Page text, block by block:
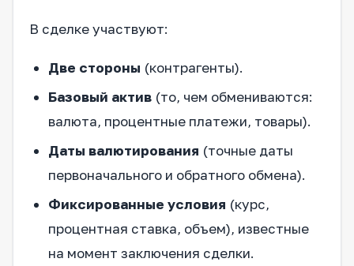
В сделке участвуют:
Две стороны (контрагенты).
Базовый актив (то, чем обмениваются:
валюта, процентные платежи, товары).
Даты валютирования (точные даты
первоначального и обратного обмена).
Фиксированные условия (курс,
процентная ставка, объем), известные
на момент заключения сделки.